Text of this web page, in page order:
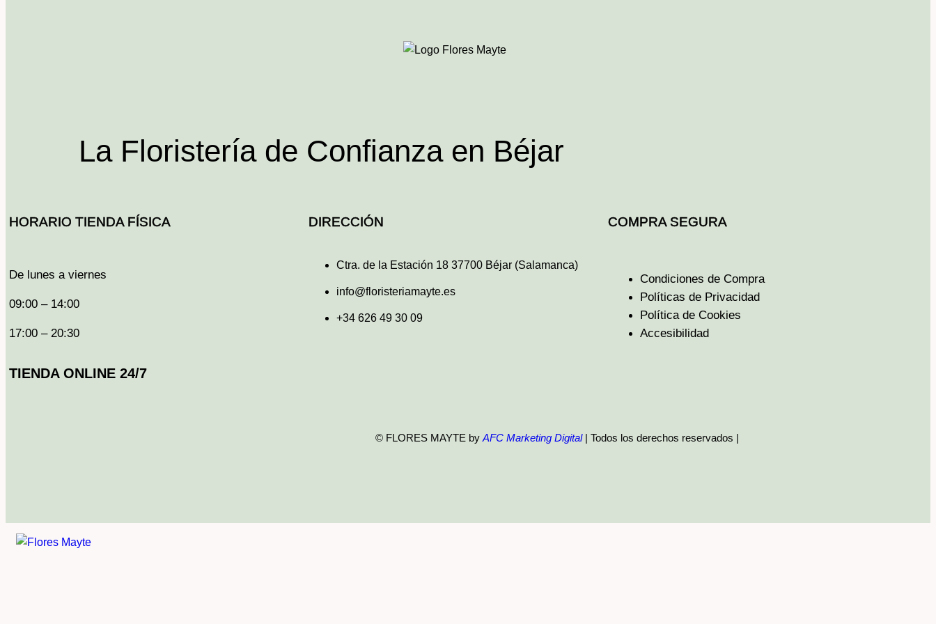
La Floristería de Confianza en Béjar
HORARIO TIENDA FÍSICA
De lunes a viernes
09:00 – 14:00
17:00 – 20:30
TIENDA ONLINE 24/7
DIRECCIÓN
Ctra. de la Estación 18 37700 Béjar (Salamanca)
info@floristeriamayte.es
+34 626 49 30 09
COMPRA SEGURA
Condiciones de Compra
Políticas de Privacidad
Política de Cookies
Accesibilidad
© FLORES MAYTE by AFC Marketing Digital| Todos los derechos reservados |